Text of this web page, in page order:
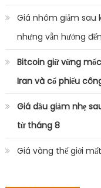
Giá nhôm giảm sau
nhưng vẫn hướng
Bitcoin giữ vững
Iran và cổ phiếu
Giá dầu giảm nhẹ
từ tháng 8
Giá vàng thế giới